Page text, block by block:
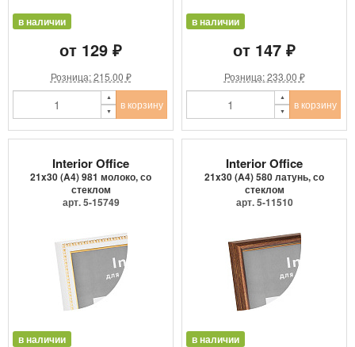
в наличии
от 129 ₽
Розница: 215.00 ₽
в корзину
в наличии
от 147 ₽
Розница: 233.00 ₽
в корзину
Interior Office
21x30 (A4) 981 молоко, со
стеклом
арт. 5-15749
в наличии
Interior Office
21x30 (A4) 580 латунь, со
стеклом
арт. 5-11510
в наличии